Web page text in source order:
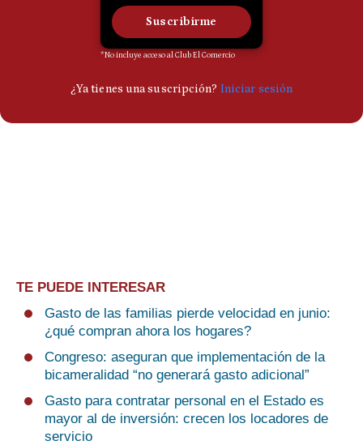
TE PUEDE INTERESAR
Gasto de las familias pierde velocidad en junio:
¿qué compran ahora los hogares?
Congreso: aseguran que implementación de la
bicameralidad “no generará gasto adicional”
Gasto para contratar personal en el Estado es
mayor al de inversión: crecen los locadores de
servicio